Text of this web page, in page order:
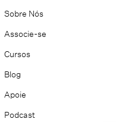
Sobre Nós
Associe-se
Cursos
Blog
Apoie
Podcast